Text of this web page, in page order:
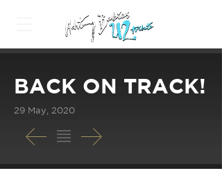
BACK ON TRACK!
29 May, 2020